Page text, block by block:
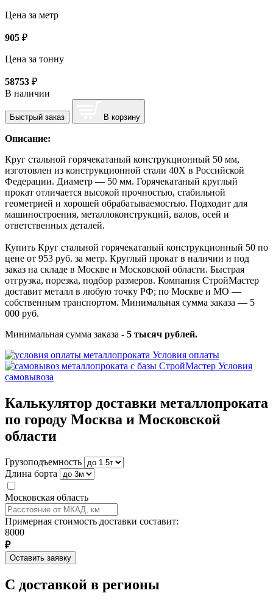
Цена за метр
905 ₽
Цена за тонну
58753 ₽
В наличии
Быстрый заказ В корзину
Описание:
Круг стальной горячекатаный конструкционный 50 мм,
изготовлен из конструкционной стали 40Х в Российской
Федерации. Диаметр — 50 мм. Горячекатаный круглый
прокат отличается высокой прочностью, стабильной
геометрией и хорошей обрабатываемостью. Подходит для
машиностроения, металлоконструкций, валов, осей и
ответственных деталей.
Купить Круг стальной горячекатаный конструкционный 50 по
цене от 953 руб. за метр. Круглый прокат в наличии и под
заказ на складе в Москве и Московской области. Быстрая
отгрузка, порезка, подбор размеров. Компания СтройМастер
доставит металл в любую точку РФ; по Москве и МО —
собственным транспортом. Минимальная сумма заказа — 5
000 руб.
Минимальная сумма заказа - 5 тысяч рублей.
Условия оплаты
Условия
самовывоза
Калькулятор доставки металлопроката
по городу Москва и Московской
области
Грузоподъемность
Длина борта
Московская область
Примерная стоимость доставки составит:
8000
₽
Оставить заявку
С доставкой в регионы